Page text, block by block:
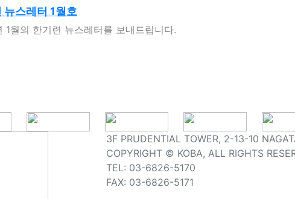
뉴스레터 1월호
1월의 한기련 뉴스레터를 보내드립니다.
3F PRUDENTIAL TOWER, 2-13-10
COPYRIGHT © KOBA, ALL RIGHTS
TEL: 03-6826-5170
FAX: 03-6826-5171